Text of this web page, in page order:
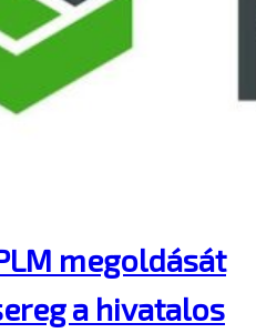
megoldását
a hivatalos